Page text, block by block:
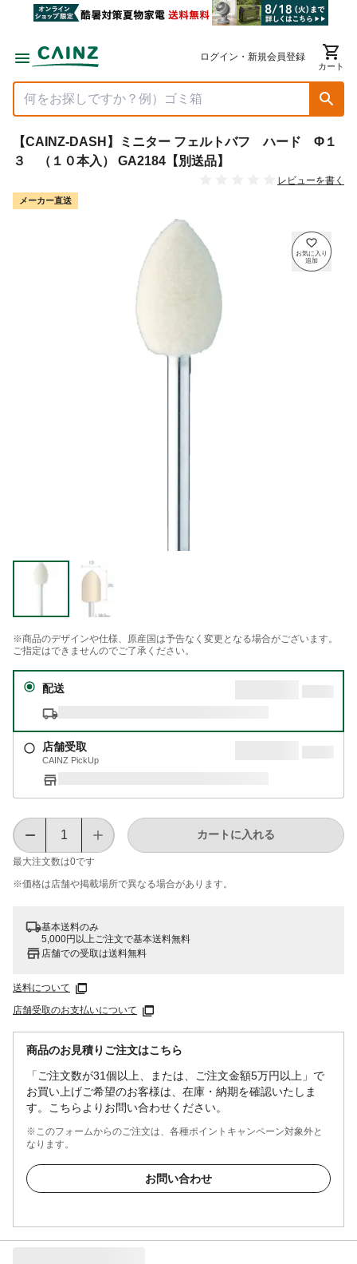
ログイン・新規会員登録
カート
【CAINZ-DASH】ミニター フェルトバフ ハード Φ１
３ （１０本入） GA2184【別送品】
レビューを書く
メーカー直送
※商品のデザインや仕様、原産国は予告なく変更となる場合がございます。
ご指定はできませんのでご了承ください。
配送
店舗受取
CAINZ PickUp
最大注文数は0です
カートに入れる
※価格は​店舗や​掲載場所で​異なる​場合が​あります。
基本送料のみ
5,000円以上ご注文で基本送料無料
店舗での受取は送料無料
送料について
店舗受取のお支払いについて
商品のお見積りご注文はこちら
「ご注文数が31個以上、または、ご注文金額5万円以上」で
お買い上げご希望のお客様は、在庫・納期を確認いたしま
す。こちらよりお問い合わせください。
※このフォームからのご注文は、各種ポイントキャンペーン対象外と
なります。
お問い合わせ